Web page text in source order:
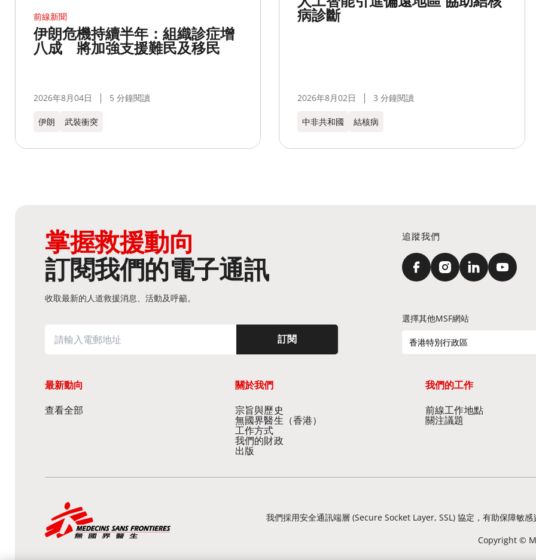
前線新聞
伊朗危機持續半年：組織診症增
八成 將加強支援難民及移民
2026年8月04日 5 分鐘閱讀
伊朗 武裝衝突
病診斷
2026年8月02日 3 分鐘閱讀
中非共和國 結核病
掌握救援動向
訂閱我們的電子通訊
收取最新的人道救援消息、活動及呼籲。
訂閱
追蹤我們
選擇其他MSF網站
香港特別行政區
最新動向
查看全部
關於我們
宗旨與歷史​
無國界醫生（香港）​
工作方式
我們的財政
出版
我們的工作
前線工作地點​
關注議題
我們採用安全通訊端層 (Secure Socket Layer, SSL) 協定，有助保障敏
Copyright ©